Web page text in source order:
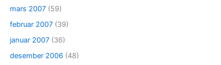
mars 2007 (59)
februar 2007 (39)
januar 2007 (36)
desember 2006 (48)